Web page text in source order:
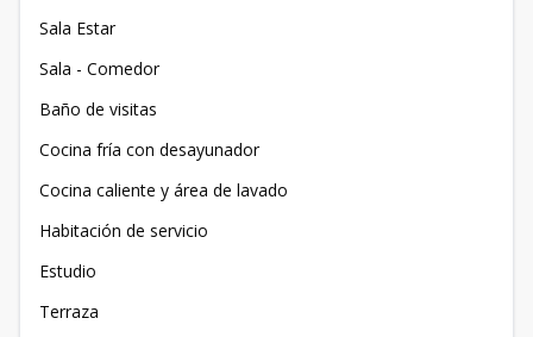
Sala Estar
Sala - Comedor
Baño de visitas
Cocina fría con desayunador
Cocina caliente y área de lavado
Habitación de servicio
Estudio
Terraza